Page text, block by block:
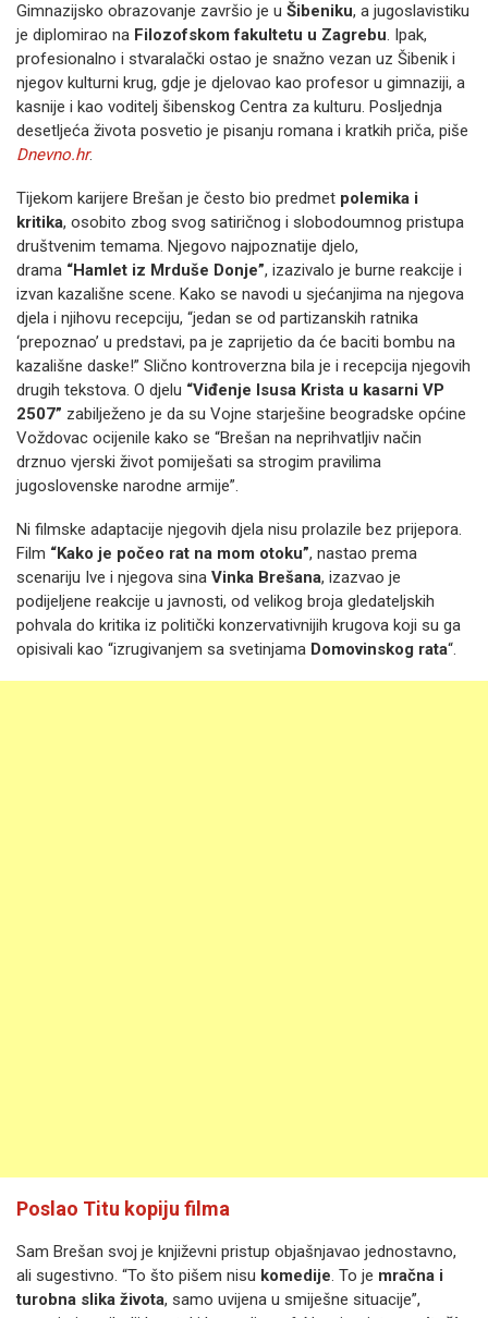
Gimnazijsko obrazovanje završio je u Šibeniku, a jugoslavistiku
je diplomirao na Filozofskom fakultetu u Zagrebu. Ipak,
profesionalno i stvaralački ostao je snažno vezan uz Šibenik i
njegov kulturni krug, gdje je djelovao kao profesor u gimnaziji, a
kasnije i kao voditelj šibenskog Centra za kulturu. Posljednja
desetljeća života posvetio je pisanju romana i kratkih priča, piše
Dnevno.hr.
Tijekom karijere Brešan je često bio predmet polemika i
kritika, osobito zbog svog satiričnog i slobodoumnog pristupa
društvenim temama. Njegovo najpoznatije djelo,
drama “Hamlet iz Mrduše Donje”, izazivalo je burne reakcije i
izvan kazališne scene. Kako se navodi u sjećanjima na njegova
djela i njihovu recepciju, “jedan se od partizanskih ratnika
‘prepoznao’ u predstavi, pa je zaprijetio da će baciti bombu na
kazališne daske!” Slično kontroverzna bila je i recepcija njegovih
drugih tekstova. O djelu “Viđenje Isusa Krista u kasarni VP
2507” zabilježeno je da su Vojne starješine beogradske općine
Voždovac ocijenile kako se “Brešan na neprihvatljiv način
drznuo vjerski život pomiješati sa strogim pravilima
jugoslovenske narodne armije”.
Ni filmske adaptacije njegovih djela nisu prolazile bez prijepora.
Film “Kako je počeo rat na mom otoku”, nastao prema
scenariju Ive i njegova sina Vinka Brešana, izazvao je
podijeljene reakcije u javnosti, od velikog broja gledateljskih
pohvala do kritika iz politički konzervativnijih krugova koji su ga
opisivali kao “izrugivanjem sa svetinjama Domovinskog rata“.
Poslao Titu kopiju filma
Sam Brešan svoj je književni pristup objašnjavao jednostavno,
ali sugestivno. “To što pišem nisu komedije. To je mračna i
turobna slika života, samo uvijena u smiješne situacije”,